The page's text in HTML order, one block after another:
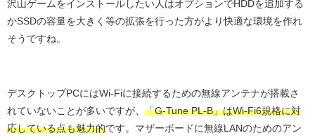
沢山ゲームをインストールしたい人はオプションでHDDを追加する
かSSDの容量を大きく等の拡張を行った方がより快適な環境を作れ
そうですね。
デスクトップPCにはWi-Fiに接続するための無線アンテナが搭載さ
れていないことが多いですが、 「G-Tune PL-B」はWi-Fi6規格に対
応している点も魅力的です。マザーボードに無線LANのためのアン